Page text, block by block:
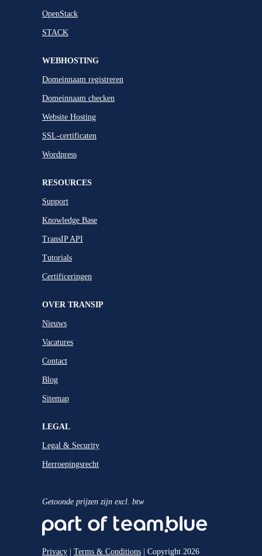
OpenStack
STACK
WEBHOSTING
Domeinnaam registreren
Domeinnaam checken
Website Hosting
SSL-certificaten
Wordpress
RESOURCES
Support
Knowledge Base
TransIP API
Tutorials
Certificeringen
OVER TRANSIP
Nieuws
Vacatures
Contact
Blog
Sitemap
LEGAL
Legal & Security
Herroepingsrecht
Getoonde prijzen zijn excl. btw
Privacy | Terms & Conditions | Copyright 2026